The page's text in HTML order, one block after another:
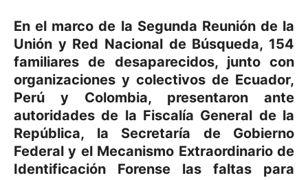
En el marco de la Segunda Reunión de la
Unión y Red Nacional de Búsqueda, 154
familiares de desaparecidos, junto con
organizaciones y colectivos de Ecuador,
Perú y Colombia, presentaron ante
autoridades de la Fiscalía General de la
República, la Secretaría de Gobierno
Federal y el Mecanismo Extraordinario de
Identificación Forense las faltas para